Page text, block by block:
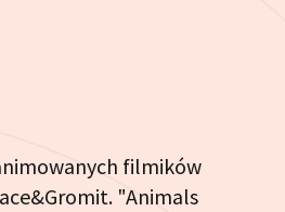
filmików
"Animals